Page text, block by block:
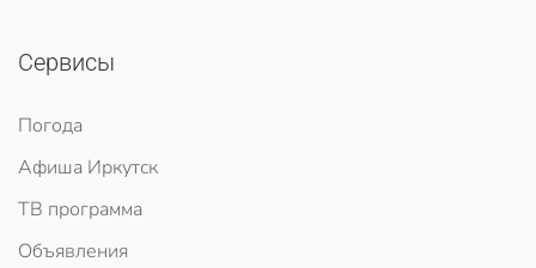
Сервисы
Погода
Афиша Иркутск
ТВ программа
Объявления